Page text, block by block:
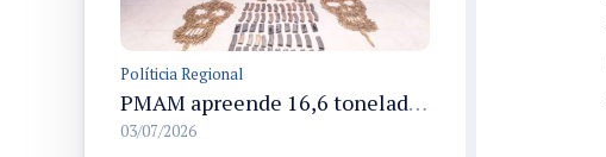
Políticia Regional
PMAM apreende 16,6 toneladas de entorpecentes e registra aumento nas prisões em flagrante e nas capturas de foragidos no primeiro semestre de 2026
03/07/2026